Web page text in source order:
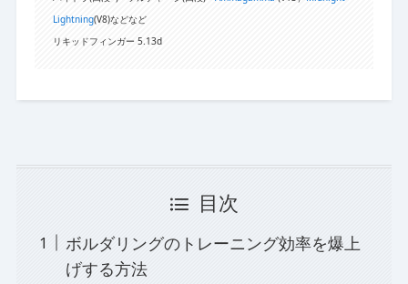
Lightning(V8)などなど
リキッドフィンガー 5.13d
目次
ボルダリングのトレーニング効率を爆上
げする方法